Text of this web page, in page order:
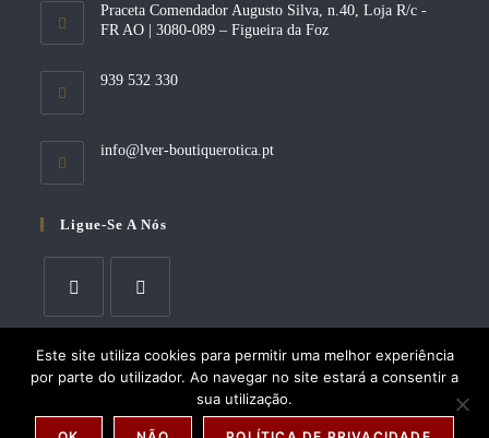
Praceta Comendador Augusto Silva, n.40, Loja R/c -
FR AO | 3080-089 – Figueira da Foz
939 532 330
info@lver-boutiquerotica.ptOpens
Ligue-Se A Nós
Opens
in
a
Opens
in
a
Copyright 2026 -JGOliveira Informática, Lda
Este site utiliza cookies para permitir uma melhor experiência
por parte do utilizador. Ao navegar no site estará a consentir a
sua utilização.